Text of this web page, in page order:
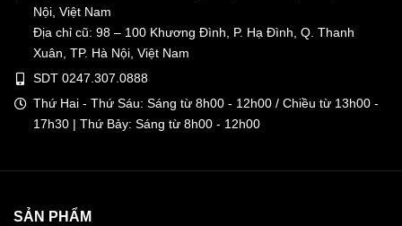
Nội, Việt Nam
Địa chỉ cũ: 98 – 100 Khương Đình, P. Hạ Đình, Q. Thanh
Xuân, TP. Hà Nội, Việt Nam
SDT 0247.307.0888
Thứ Hai - Thứ Sáu: Sáng từ 8h00 - 12h00 / Chiều từ 13h00 -
17h30 | Thứ Bảy: Sáng từ 8h00 - 12h00
SẢN PHẨM